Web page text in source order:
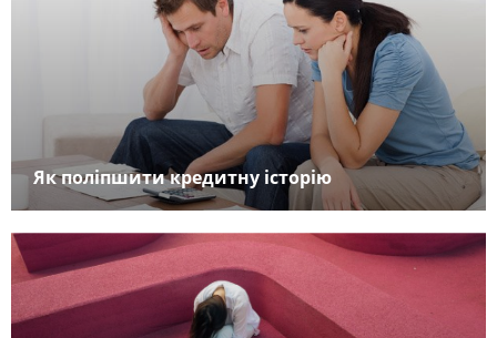
Як поліпшити кредитну історію